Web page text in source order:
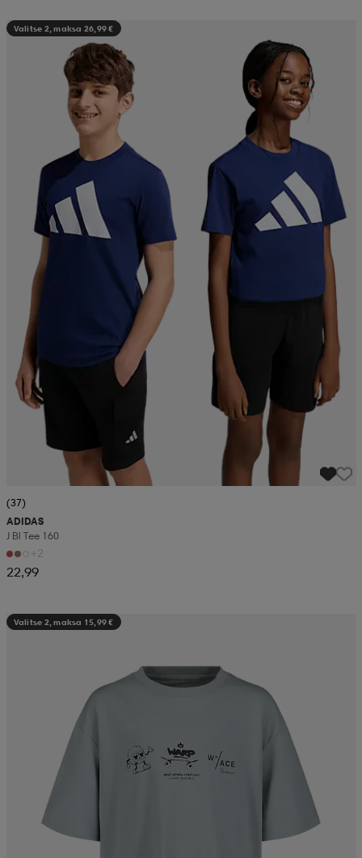
Valitse 2, maksa 26,99 €
(37)
ADIDAS
J Bl Tee 160
+2
22,99
Valitse 2, maksa 15,99 €